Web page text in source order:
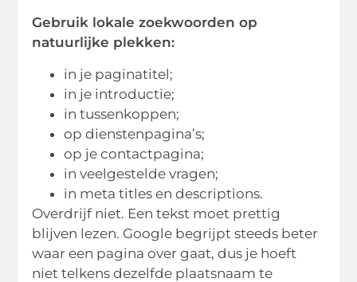
Gebruik lokale zoekwoorden op
natuurlijke plekken:
in je paginatitel;
in je introductie;
in tussenkoppen;
op dienstenpagina’s;
op je contactpagina;
in veelgestelde vragen;
in meta titles en descriptions.
Overdrijf niet. Een tekst moet prettig
blijven lezen. Google begrijpt steeds beter
waar een pagina over gaat, dus je hoeft
niet telkens dezelfde plaatsnaam te